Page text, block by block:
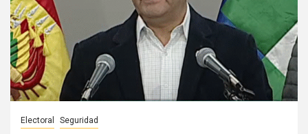
Electoral Seguridad